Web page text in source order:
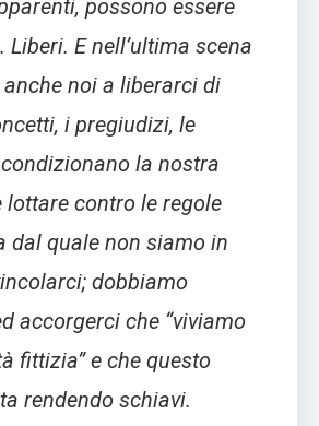
possono essere
Liberi. E nell’ultima scena
noi a liberarci di
i pregiudizi, le
la nostra
lottare contro le regole
dal quale non siamo in
dobbiamo
accorgerci che “viviamo
fittizia” e che questo
rendendo schiavi.